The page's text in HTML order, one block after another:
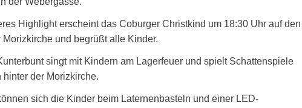
Highlight erscheint das Coburger Christkind um 18:30 Uhr auf den
Morizkirche und begrüßt alle Kinder.
singt mit Kindern am Lagerfeuer und spielt Schattenspiele
hinter der Morizkirche.
sich die Kinder beim Laternenbasteln und einer LED-